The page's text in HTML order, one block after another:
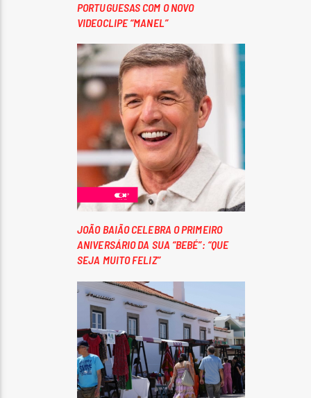
PORTUGUESAS COM O NOVO
VIDEOCLIPE “MANEL”
JOÃO BAIÃO CELEBRA O PRIMEIRO
ANIVERSÁRIO DA SUA “BEBÉ”: “QUE
SEJA MUITO FELIZ”